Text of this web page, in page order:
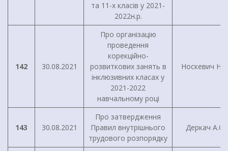
та 11-х класів у 2021-
2022н.р.
142 30.08.2021
Про організацію
проведення
корекційно-
розвиткових занять в
інклюзивних класах у
2021-2022
навчальному році
Носкевич
143 30.08.2021
Про затвердження
Правил внутрішнього
трудового розпорядку
Деркач А.О.